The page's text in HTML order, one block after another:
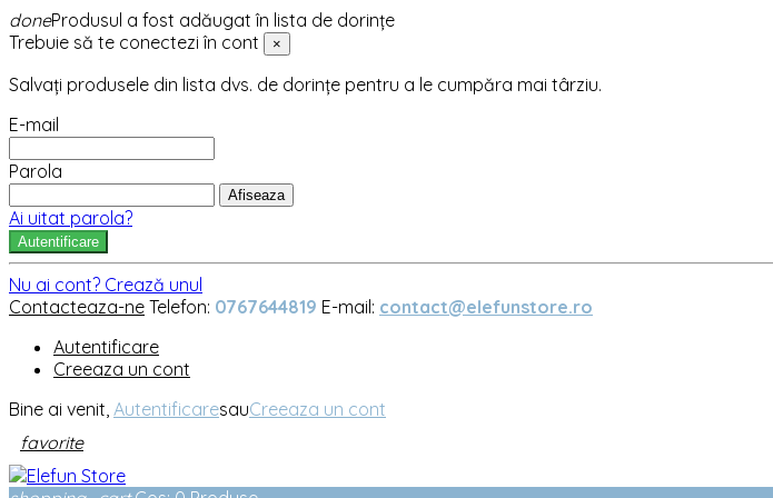
doneProdusul a fost adăugat în lista de dorințe
Trebuie să te conectezi în cont
×
Salvați produsele din lista dvs. de dorințe pentru a le cumpăra mai târziu.
E-mail
Parola
Afiseaza
Ai uitat parola?
Autentificare
Nu ai cont? Crează unul
Contacteaza-ne Telefon: 0767644819 E-mail: contact@elefunstore.ro
Autentificare
Creeaza un cont
Bine ai venit, AutentificaresauCreeaza un cont
favorite